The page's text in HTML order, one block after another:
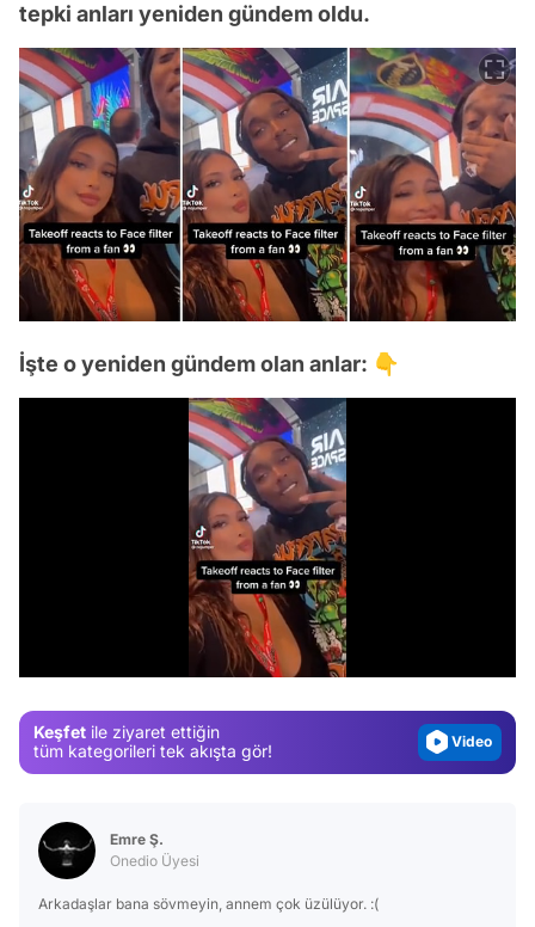
tepki anları yeniden gündem oldu.
İşte o yeniden gündem olan anlar: 👇
Keşfet ile ziyaret ettiğin
tüm kategorileri tek akışta gör!
Test
Emre Ş.
Onedio Üyesi
Arkadaşlar bana sövmeyin, annem çok üzülüyor. :(